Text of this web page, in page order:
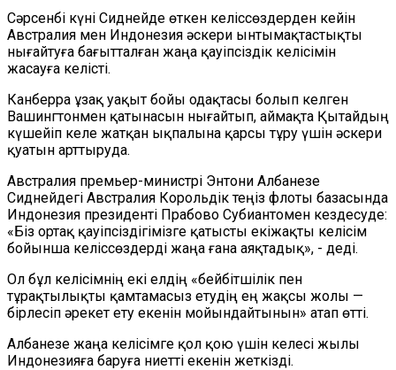
Сәрсенбі күні Сиднейде өткен келіссөздерден кейін
Австралия мен Индонезия әскери ынтымақтастықты
нығайтуға бағытталған жаңа қауіпсіздік келісімін
жасауға келісті.
Канберра ұзақ уақыт бойы одақтасы болып келген
Вашингтонмен қатынасын нығайтып, аймақта Қытайдың
күшейіп келе жатқан ықпалына қарсы тұру үшін әскери
қуатын арттыруда.
Австралия премьер-министрі Энтони Албанезе
Сиднейдегі Австралия Корольдік теңіз флоты базасында
Индонезия президенті Прабово Субиантомен кездесуде:
«Біз ортақ қауіпсіздігімізге қатысты екіжақты келісім
бойынша келіссөздерді жаңа ғана аяқтадық», - деді.
Ол бұл келісімнің екі елдің «бейбітшілік пен
тұрақтылықты қамтамасыз етудің ең жақсы жолы —
бірлесіп әрекет ету екенін мойындайтынын» атап өтті.
Албанезе жаңа келісімге қол қою үшін келесі жылы
Индонезияға баруға ниетті екенін жеткізді.